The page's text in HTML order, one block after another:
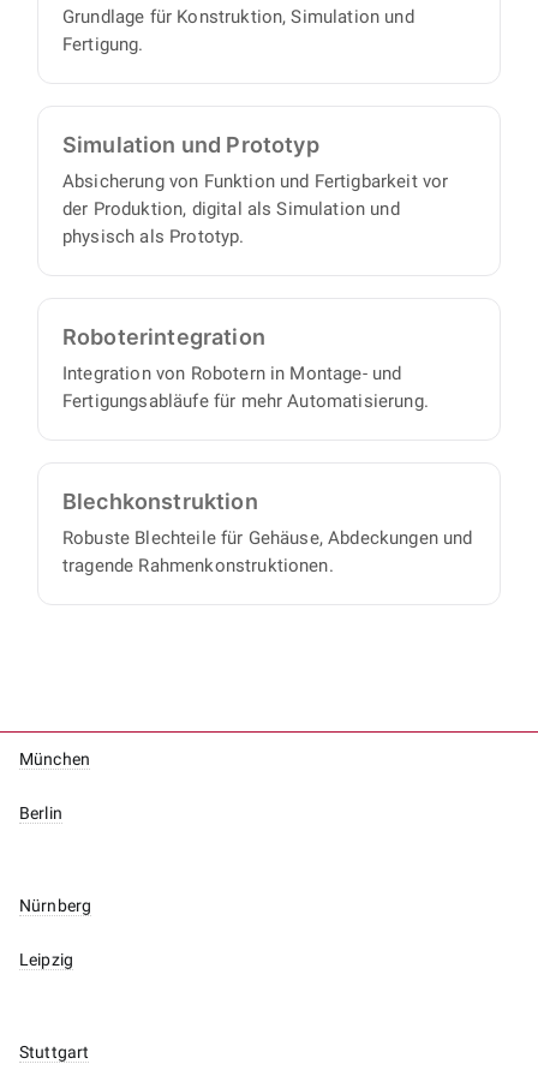
Aufsichtsaufwand auf Ihrer Seite.
Grundlage für Konstruktion, Simulation und
Fertigung.
Simulation und Prototyp
Absicherung von Funktion und Fertigbarkeit vor
der Produktion, digital als Simulation und
physisch als Prototyp.
Roboter­integration
Integration von Robotern in Montage- und
Fertigungsabläufe für mehr Automatisierung.
Blech­konstruktion
Robuste Blechteile für Gehäuse, Abdeckungen und
tragende Rahmenkonstruktionen.
München
Berlin
Nürnberg
Leipzig
Stuttgart